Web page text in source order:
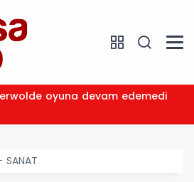
oyuna devam edemedi
SANAT